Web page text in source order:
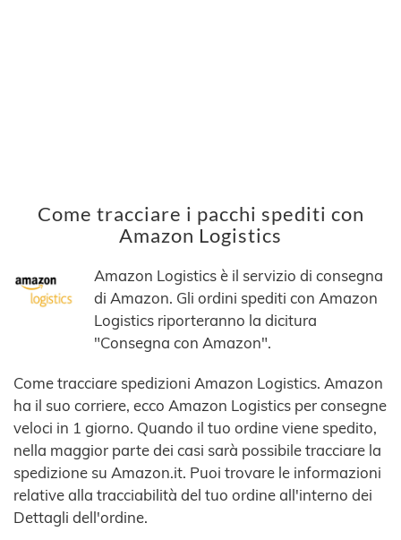
Come tracciare i pacchi spediti con
Amazon Logistics
Amazon Logistics è il servizio di consegna
di Amazon. Gli ordini spediti con Amazon
Logistics riporteranno la dicitura
"Consegna con Amazon".
Come tracciare spedizioni Amazon Logistics. Amazon
ha il suo corriere, ecco Amazon Logistics per consegne
veloci in 1 giorno. Quando il tuo ordine viene spedito,
nella maggior parte dei casi sarà possibile tracciare la
spedizione su Amazon.it. Puoi trovare le informazioni
relative alla tracciabilità del tuo ordine all'interno dei
Dettagli dell'ordine.